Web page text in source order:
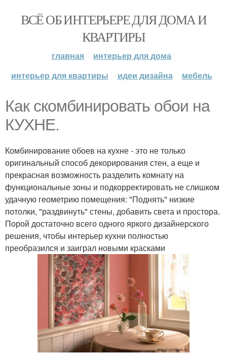
ВСЁ ОБ ИНТЕРЬЕРЕ ДЛЯ ДОМА И
КВАРТИРЫ
главная
интерьер для дома
интерьер для квартиры
идеи дизайна мебель
Как скомбинировать обои на
КУХНЕ.
Комбинирование обоев на кухне - это не только
оригинальный способ декорирования стен, а еще и
прекрасная возможность разделить комнату на
функциональные зоны и подкорректировать не слишком
удачную геометрию помещения: "Поднять" низкие
потолки, "раздвинуть" стены, добавить света и простора.
Порой достаточно всего одного яркого дизайнерского
решения, чтобы интерьер кухни полностью
преобразился и заиграл новыми красками